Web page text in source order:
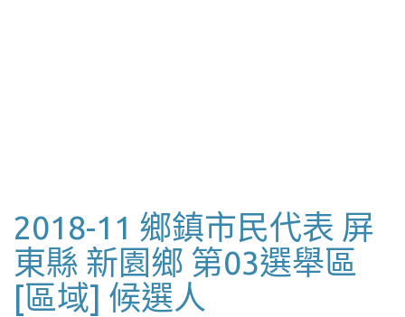
2018-11 鄉鎮市民代表 屏
東縣 新園鄉 第03選舉區
[區域] 候選人